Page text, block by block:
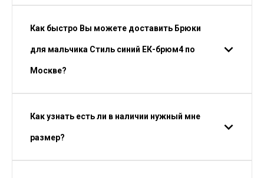
Как быстро Вы можете доставить Брюки
для мальчика Стиль синий ЕК-брюм4 по
Москве?
Как узнать есть ли в наличии нужный мне
размер?